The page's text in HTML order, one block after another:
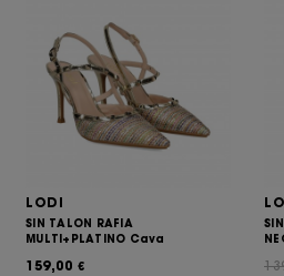
LODI
SIN TALON RAFIA
MULTI+PLATINO Cava
159,00 €